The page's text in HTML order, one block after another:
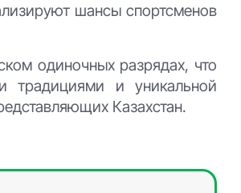
шансы спортсменов
одиночных разрядах, что
традициями и уникальной
Казахстан.